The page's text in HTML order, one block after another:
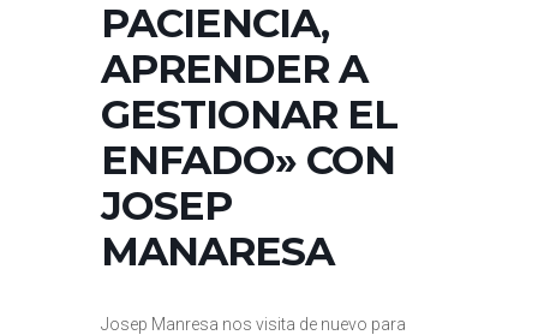
PACIENCIA,
APRENDER A
GESTIONAR EL
ENFADO» CON
JOSEP
MANARESA
Josep Manresa nos visita de nuevo para